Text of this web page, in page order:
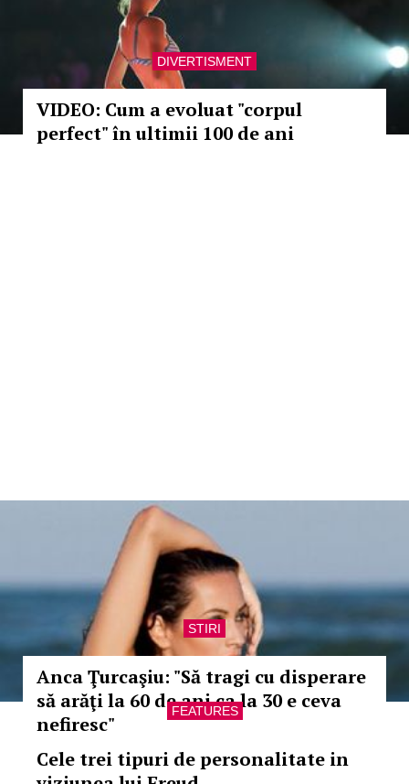
DIVERTISMENT
VIDEO: Cum a evoluat "corpul
perfect" în ultimii 100 de ani
STIRI
Anca Ţurcaşiu: "Să tragi cu disperare
să arăţi la 60 de ani ca la 30 e ceva
nefiresc"
FEATURES
Cele trei tipuri de personalitate in